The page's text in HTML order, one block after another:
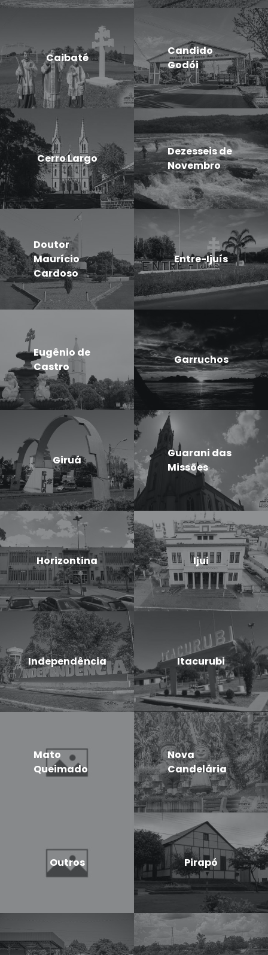
Caibaté
Candido
Godói
Cerro Largo
Dezesseis de
Novembro
Doutor
Maurício
Cardoso
Entre-Ijuís
Eugênio de
Castro
Garruchos
Giruá
Guarani das
Missões
Horizontina Ijui
Independência Itacurubi
Mato
Queimado
Nova
Candelária
Outros Pirapó